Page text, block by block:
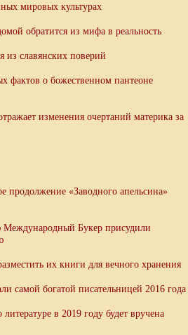
мировых культурах
обратится из мифа в реальность
из славянских поверий
фактов о божественном пантеоне
изменения очертаний материка за
продолжение «Заводного апельсина»
Букер присудили
их книги для вечного хранения
самой богатой писательницей 2016 года
в 2019 году будет вручена